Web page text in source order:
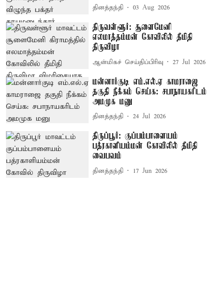
தினத்தந்தி 03 Aug 2026
திருவள்ளூர்: சூளைமேனி
எலமாத்தம்மன் கோவிலில் தீமிதி
திருவிழா
ஆன்மிகச் செய்திப்பிரிவு 27 Jul 2026
மன்னார்குடி எம்.எல்.ஏ காமராஜை
தகுதி நீக்கம் செய்க: சபாநாயகரிடம்
அமமுக மனு
தினத்தந்தி 24 Jul 2026
திருப்பூர்: குப்பம்பாளையம்
பத்ரகாளியம்மன் கோவிலில் தீமிதி
வைபவம்
தினத்தந்தி 17 Jun 2026